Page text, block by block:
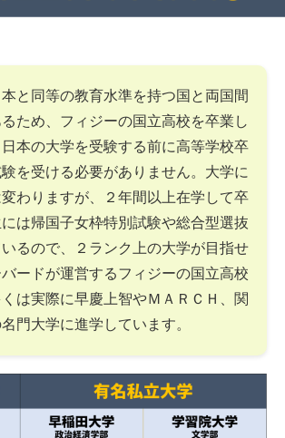
と同等の教育水準を持つ国と両国間
ため、フィジーの国立高校を卒業し
本の大学を受験する前に高等学校卒
を受ける必要がありません。大学に
わりますが、２年間以上在学して卒
は帰国子女枠特別試験や総合型選抜
るので、２ランク上の大学が目指せ
ードが運営するフィジーの国立高校
は実際に早慶上智やＭＡＲＣＨ、関
門大学に進学しています。